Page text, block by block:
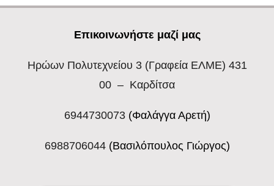
Επικοινωνήστε μαζί μας
Ηρώων Πολυτεχνείου 3(Γραφεία ΕΛΜΕ) 431
00 – Καρδίτσα
6944730073(Φαλάγγα Αρετή)
6988706044(Βασιλόπουλος Γιώργος)